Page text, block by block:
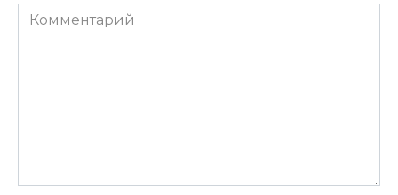
Комментарий